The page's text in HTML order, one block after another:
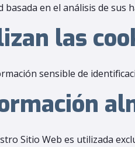
en el análisis de sus
las
sensible de
Sitio Web es utilizada